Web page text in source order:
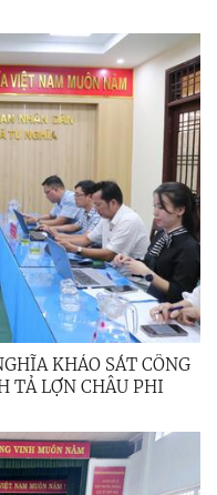
KHẢO SÁT CÔNG
TẢ LỢN CHÂU PHI